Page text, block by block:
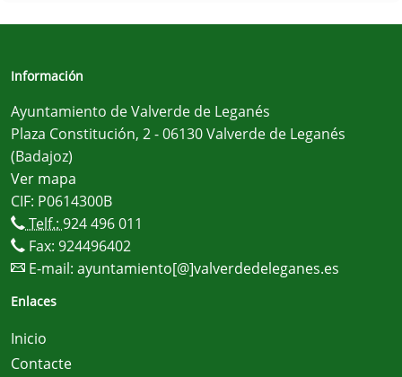
Información
Ayuntamiento de Valverde de Leganés
Plaza Constitución, 2 - 06130 Valverde de Leganés
(Badajoz)
Ver mapa
CIF: P0614300B
Telf.: 924 496 011
Fax: 924496402
E-mail: ayuntamiento[@]valverdedeleganes.es
Enlaces
Inicio
Contacte